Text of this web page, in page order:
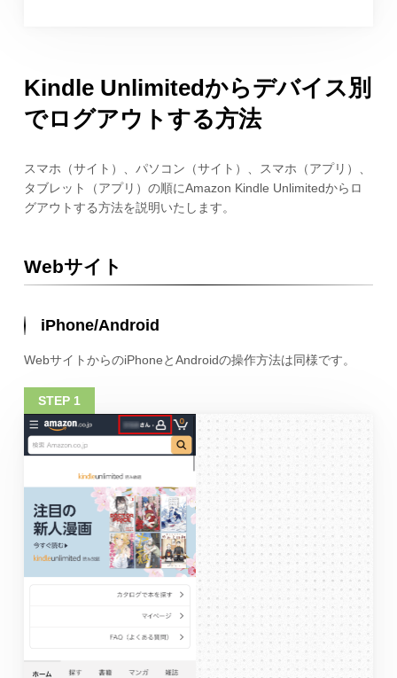
Kindle Unlimitedからデバイス別
でログアウトする方法
スマホ（サイト）、パソコン（サイト）、スマホ（アプリ）、
タブレット（アプリ）の順にAmazon Kindle Unlimitedからロ
グアウトする方法を説明いたします。
Webサイト
iPhone/Android
WebサイトからのiPhoneとAndroidの操作方法は同様です。